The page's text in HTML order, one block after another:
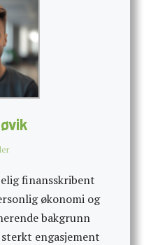
finansskribent
økonomi og
bakgrunn
engasjement